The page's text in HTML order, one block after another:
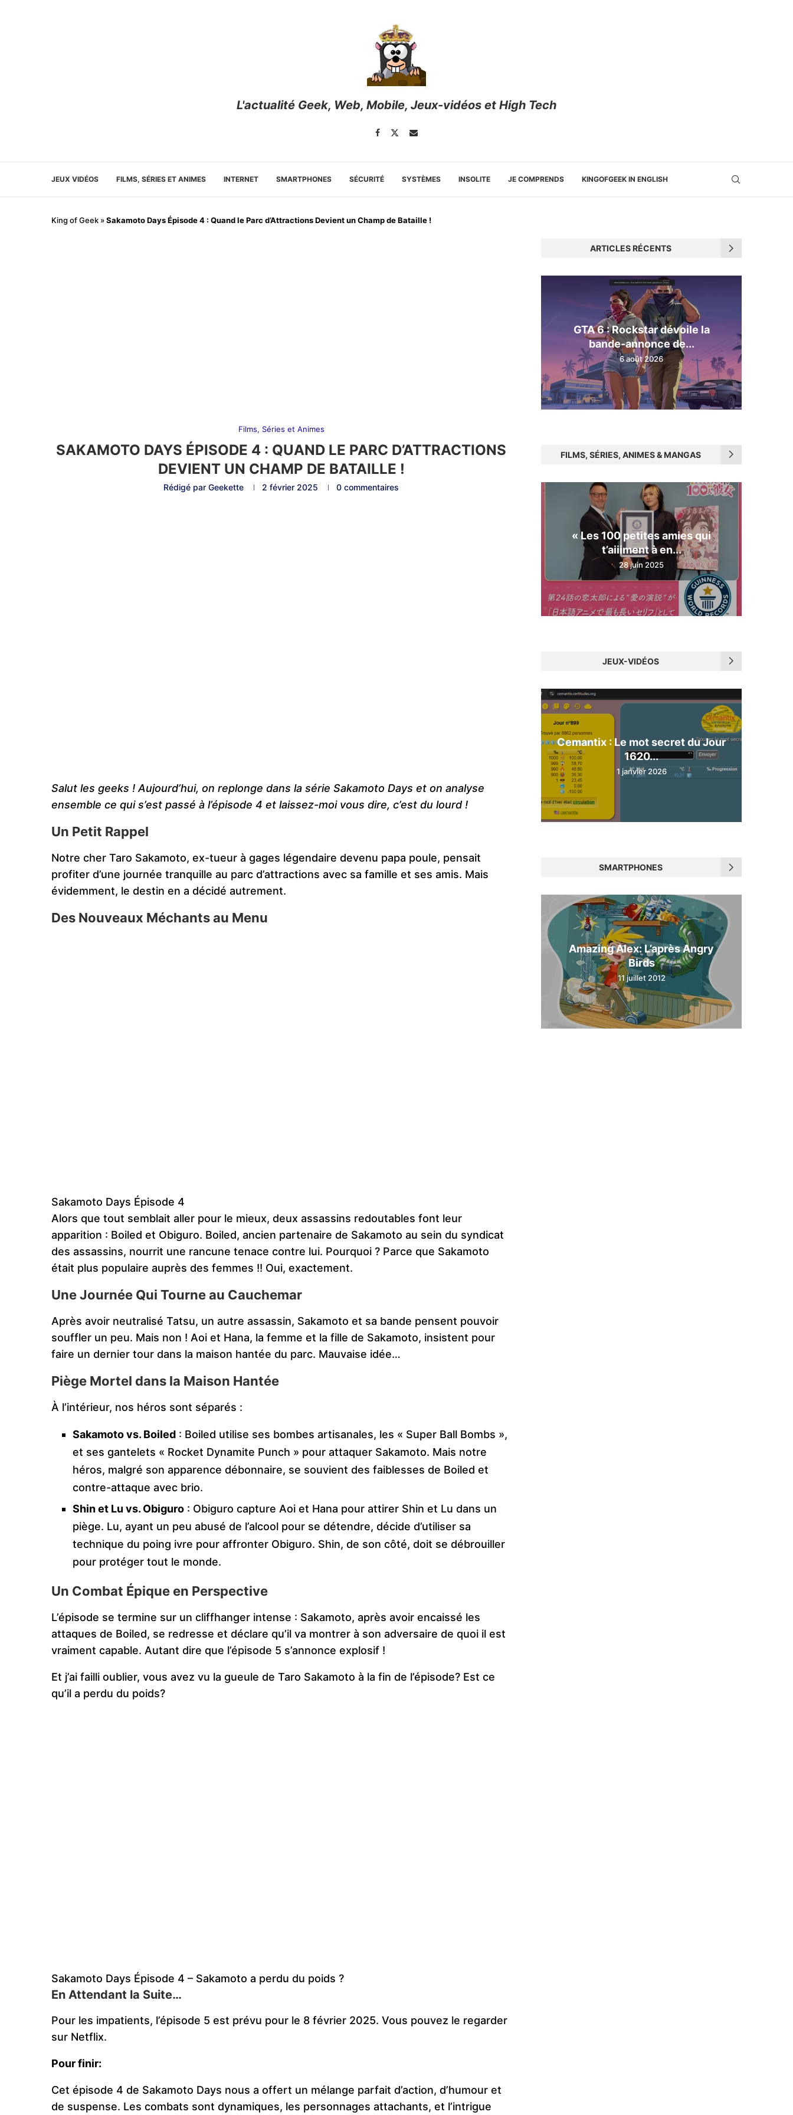
L'actualité Geek, Web, Mobile, Jeux-vidéos et High Tech
JEUX VIDÉOS FILMS, SÉRIES ET ANIMES INTERNET SMARTPHONES SÉCURITÉ SYSTÈMES INSOLITE JE COMPRENDS KINGOFGEEK IN ENGLISH
King of Geek »Sakamoto Days Épisode 4 : Quand le Parc d’Attractions Devient un Champ de Bataille !
Films, Séries et Animes
SAKAMOTO DAYS ÉPISODE 4 : QUAND LE PARC D’ATTRACTIONS
DEVIENT UN CHAMP DE BATAILLE !
Rédigé parGeekette 2 février 2025 0 commentaires
Salut les geeks ! Aujourd’hui, on replonge dans la série Sakamoto Days et on analyse
ensemble ce qui s’est passé à l’épisode 4 et laissez-moi vous dire, c’est du lourd !
Un Petit Rappel
Notre cher Taro Sakamoto, ex-tueur à gages légendaire devenu papa poule, pensait
profiter d’une journée tranquille au parc d’attractions avec sa famille et ses amis. Mais
évidemment, le destin en a décidé autrement.
Des Nouveaux Méchants au Menu
Sakamoto Days Épisode 4
Alors que tout semblait aller pour le mieux, deux assassins redoutables font leur
apparition : Boiled et Obiguro. Boiled, ancien partenaire de Sakamoto au sein du syndicat
des assassins, nourrit une rancune tenace contre lui. Pourquoi ? Parce que Sakamoto
était plus populaire auprès des femmes !! Oui, exactement.
Une Journée Qui Tourne au Cauchemar
Après avoir neutralisé Tatsu, un autre assassin, Sakamoto et sa bande pensent pouvoir
souffler un peu. Mais non ! Aoi et Hana, la femme et la fille de Sakamoto, insistent pour
faire un dernier tour dans la maison hantée du parc. Mauvaise idée…
Piège Mortel dans la Maison Hantée
À l’intérieur, nos héros sont séparés :
Sakamoto vs. Boiled : Boiled utilise ses bombes artisanales, les « Super Ball Bombs »,
et ses gantelets « Rocket Dynamite Punch » pour attaquer Sakamoto. Mais notre
héros, malgré son apparence débonnaire, se souvient des faiblesses de Boiled et
contre-attaque avec brio.
Shin et Lu vs. Obiguro : Obiguro capture Aoi et Hana pour attirer Shin et Lu dans un
piège. Lu, ayant un peu abusé de l’alcool pour se détendre, décide d’utiliser sa
technique du poing ivre pour affronter Obiguro. Shin, de son côté, doit se débrouiller
pour protéger tout le monde.
Un Combat Épique en Perspective
L’épisode se termine sur un cliffhanger intense : Sakamoto, après avoir encaissé les
attaques de Boiled, se redresse et déclare qu’il va montrer à son adversaire de quoi il est
vraiment capable. Autant dire que l’épisode 5 s’annonce explosif !
Et j’ai failli oublier, vous avez vu la gueule de Taro Sakamoto à la fin de l’épisode? Est ce
qu’il a perdu du poids?
Sakamoto Days Épisode 4 – Sakamoto a perdu du poids ?
En Attendant la Suite…
Pour les impatients, l’épisode 5 est prévu pour le 8 février 2025. Vous pouvez le regarder
sur Netflix.
Pour finir:
Cet épisode 4 de Sakamoto Days nous a offert un mélange parfait d’action, d’humour et
de suspense. Les combats sont dynamiques, les personnages attachants, et l’intrigue
ARTICLES RÉCENTS
GTA 6 : Rockstar dévoile la
bande-annonce de...
6 août 2026
FILMS, SÉRIES, ANIMES & MANGAS
« Les 100 petites amies qui
t’aiiiment à en...
28 juin 2025
JEUX-VIDÉOS
Cemantix : Le mot secret du Jour
1620...
1 janvier 2026
SMARTPHONES
Amazing Alex: L’après Angry
Birds
11 juillet 2012